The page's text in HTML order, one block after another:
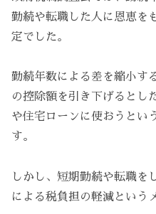
勤続や転職した人に恩恵を
定でした。
勤続年数による差を縮小す
の控除額を引き下げるとし
や住宅ローンに使おうとい
す。
しかし、短期勤続や転職を
による税負担の軽減という